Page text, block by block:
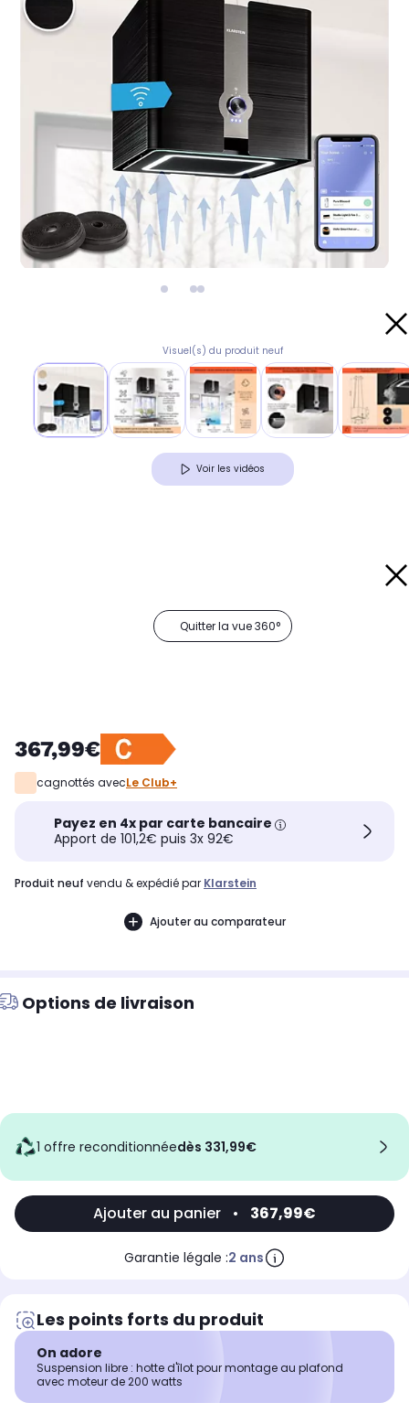
Visuel(s) du produit neuf
Voir les vidéos
Quitter la vue 360°
367,99€
cagnottés avecLe Club+
Payez en 4x par carte bancaire
Apport de 101,2€ puis 3x 92€
produit neuf vendu & expédié par Klarstein
Ajouter au comparateur
Options de livraison
1 offre reconditionnée dès 331,99€
Ajouter au panier • 367,99€
Garantie légale :2 ans
Les points forts du produit
On adore
Suspension libre : hotte d'îlot pour montage au plafond
avec moteur de 200 watts